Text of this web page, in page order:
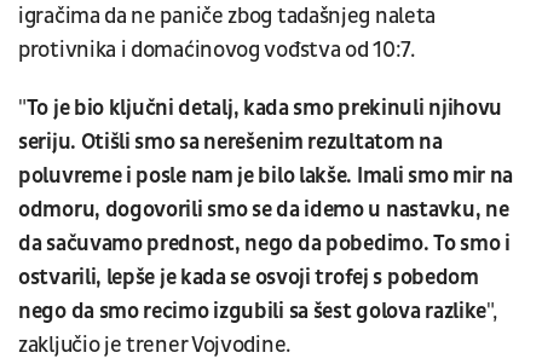
igračima da ne paniče zbog tadašnjeg naleta
protivnika i domaćinovog vođstva od 10:7.
"To je bio ključni detalj, kada smo prekinuli njihovu
seriju. Otišli smo sa nerešenim rezultatom na
poluvreme i posle nam je bilo lakše. Imali smo mir na
odmoru, dogovorili smo se da idemo u nastavku, ne
da sačuvamo prednost, nego da pobedimo. To smo i
ostvarili, lepše je kada se osvoji trofej s pobedom
nego da smo recimo izgubili sa šest golova razlike",
zaključio je trener Vojvodine.